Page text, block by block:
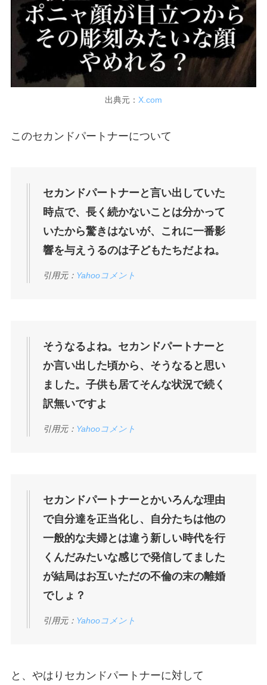
出典元： X.com
このセカンドパートナーについて
セカンドパートナーと言い出していた
時点で、長く続かないことは分かって
いたから驚きはないが、これに一番影
響を与えうるのは子どもたちだよね。
引用元： Yahooコメント
そうなるよね。セカンドパートナーと
か言い出した頃から、そうなると思い
ました。子供も居てそんな状況で続く
訳無いですよ
引用元： Yahooコメント
セカンドパートナーとかいろんな理由
で自分達を正当化し、自分たちは他の
一般的な夫婦とは違う新しい時代を行
くんだみたいな感じで発信してました
が結局はお互いただの不倫の末の離婚
でしょ？
引用元： Yahooコメント
と、やはりセカンドパートナーに対して